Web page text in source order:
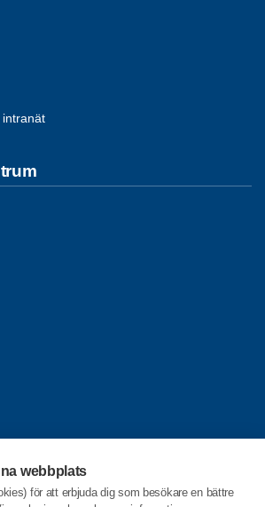
webbplats
för att erbjuda dig som besökare en bättre
intranät